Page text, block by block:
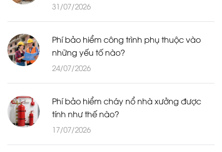
31/07/2026
Phí bảo hiểm công trình phụ thuộc vào
những yếu tố nào?
24/07/2026
Phí bảo hiểm cháy nổ nhà xưởng được
tính như thế nào?
17/07/2026